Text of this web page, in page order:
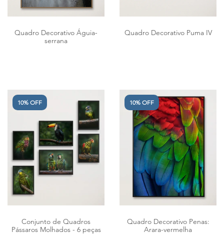
Quadro Decorativo Águia-
serrana
Quadro Decorativo Puma IV
10% OFF
Conjunto de Quadros
Pássaros Molhados - 6 peças
10% OFF
Quadro Decorativo Penas:
Arara-vermelha